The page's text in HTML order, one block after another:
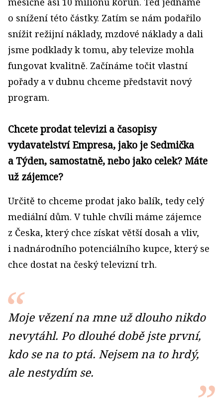
o snížení této částky. Zatím se nám podařilo
snížit režijní náklady, mzdové náklady a dali
jsme podklady k tomu, aby televize mohla
fungovat kvalitně. Začínáme točit vlastní
pořady a v dubnu chceme představit nový
program.
Chcete prodat televizi a časopisy
vydavatelství Empresa, jako je Sedmička
a Týden, samostatně, nebo jako celek? Máte
už zájemce?
Určitě to chceme prodat jako balík, tedy celý
mediální dům. V tuhle chvíli máme zájemce
z Česka, který chce získat větší dosah a vliv,
i nadnárodního potenciálního kupce, který se
chce dostat na český televizní trh.
Moje vězení na mne už dlouho nikdo
nevytáhl. Po dlouhé době jste první,
kdo se na to ptá. Nejsem na to hrdý,
ale nestydím se.